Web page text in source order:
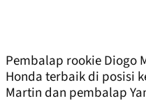
Pembalap rookie Diogo
Honda terbaik di posisi
Martin dan pembalap